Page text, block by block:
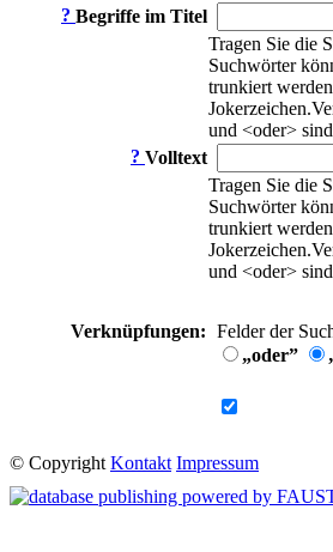
? Begriffe im Titel
Tragen Sie die
Suchwörter
trunkiert
und <oder>
? Volltext
Tragen Sie die
Suchwörter
trunkiert
und <oder>
Verknüpfungen: Felder der
„oder”
© Copyright Kontakt Impressum